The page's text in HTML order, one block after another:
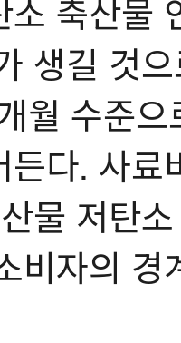
소 축산물
생길 것
월 수준
든다. 사
물 저탄
비자의